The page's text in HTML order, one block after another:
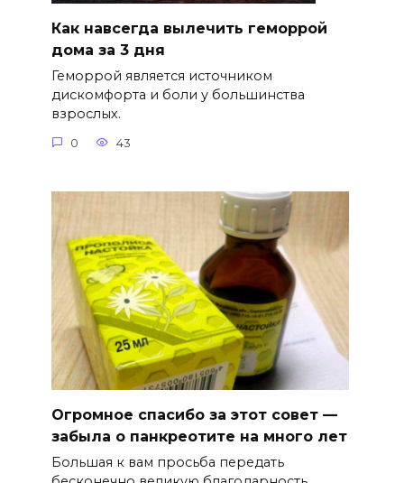
Как навсегда вылечить геморрой
дома за 3 дня
Геморрой является источником
дискомфорта и боли у большинства
взрослых.
0 43
Огромное спасибо за этот совет —
забыла о панкреотите на много лет
Большая к вам просьба передать